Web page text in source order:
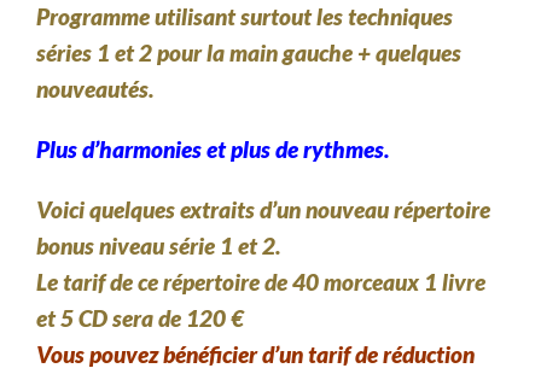
Programme utilisant surtout les techniques
séries 1 et 2 pour la main gauche + quelques
nouveautés.
Plus d’harmonies et plus de rythmes.
Voici quelques extraits d’un nouveau répertoire
bonus niveau série 1 et 2.
Le tarif de ce répertoire de 40 morceaux 1 livre
et 5 CD sera de 120 €
Vous pouvez bénéficier d’un tarif de réduction